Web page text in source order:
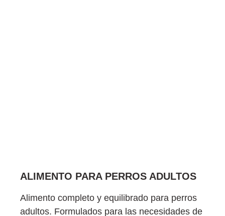
ALIMENTO PARA PERROS ADULTOS
Alimento completo y equilibrado para perros
adultos. Formulados para las necesidades de